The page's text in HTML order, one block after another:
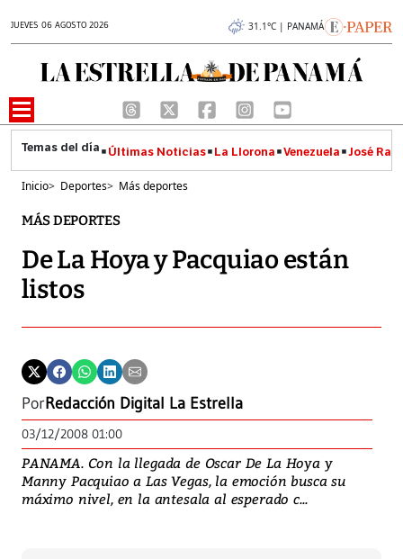
JUEVES 06 AGOSTO 2026 31.1°C | PANAMÁ
Últimas Noticias La Llorona Venezuela José
Inicio> Deportes> Más deportes
MÁS DEPORTES
De La Hoya y Pacquiao están
listos
PorRedacción Digital La Estrella
03/12/2008 01:00
PANAMA. Con la llegada de Oscar De La Hoya y
Manny Pacquiao a Las Vegas, la emoción busca su
máximo nivel, en la antesala al esperado c...